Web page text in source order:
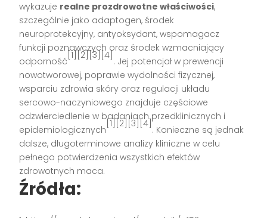
wykazuje realne prozdrowotne właściwości,
szczególnie jako adaptogen, środek
neuroprotekcyjny, antyoksydant, wspomagacz
funkcji poznawczych oraz środek wzmacniający
odporność
[1][2][3][4]
. Jej potencjał w prewencji
nowotworowej, poprawie wydolności fizycznej,
wsparciu zdrowia skóry oraz regulacji układu
sercowo-naczyniowego znajduje częściowe
odzwierciedlenie w badaniach przedklinicznych i
epidemiologicznych
[1][2][3][4]
. Konieczne są jednak
dalsze, długoterminowe analizy kliniczne w celu
pełnego potwierdzenia wszystkich efektów
zdrowotnych maca.
Źródła: